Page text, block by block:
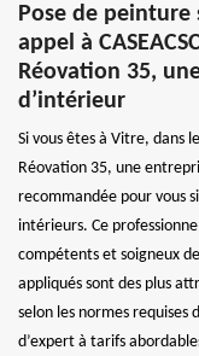
Pose de
appel à
Réovation 35,
d’intérieur
Si vous êtes à Vitre, dans
Réovation 35, une
recommandée pour vous
intérieurs. Ce
compétents et soigneux
appliqués sont des plus
selon les normes requises
d’expert à tarifs